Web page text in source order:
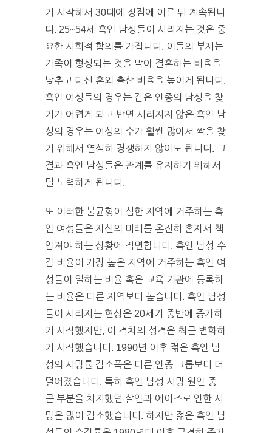
기 시작해서 30대에 정점에 이른 뒤 계속됩니
다. 25~54세 흑인 남성들이 사라지는 것은 중
요한 사회적 함의를 가집니다. 이들의 부재는
가족이 형성되는 것을 막아 결혼하는 비율을
낮추고 대신 혼외 출산 비율을 높이게 됩니다.
흑인 여성들의 경우는 같은 인종의 남성을 찾
기가 어렵게 되고 반면 사라지지 않은 흑인 남
성의 경우는 여성의 수가 훨씬 많아서 짝을 찾
기 위해서 열심히 경쟁하지 않아도 됩니다. 그
결과 흑인 남성들은 관계를 유지하기 위해서
덜 노력하게 됩니다.
또 이러한 불균형이 심한 지역에 거주하는 흑
인 여성들은 자신의 미래를 온전히 혼자서 책
임져야 하는 상황에 직면합니다. 흑인 남성 수
감 비율이 가장 높은 지역에 거주하는 흑인 여
성들이 일하는 비율 혹은 교육 기관에 등록하
는 비율은 다른 지역보다 높습니다. 흑인 남성
들이 사라지는 현상은 20세기 중반에 증가하
기 시작했지만, 이 격차의 성격은 최근 변화하
기 시작했습니다. 1990년 이후 젊은 흑인 남
성의 사망률 감소폭은 다른 인종 그룹보다 더
떨어졌습니다. 특히 흑인 남성 사망 원인 중
큰 부분을 차지했던 살인과 에이즈로 인한 사
망은 많이 감소했습니다. 하지만 젊은 흑인 남